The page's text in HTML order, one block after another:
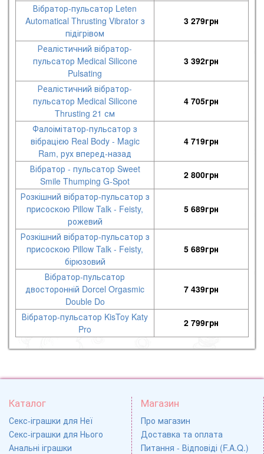
Вібратор-пульсатор Leten
Automatical Thrusting Vibrator з
підігрівом
3 279грн
Реалістичний вібратор-
пульсатор Medical Silicone
Pulsating
3 392грн
Реалістичний вібратор-
пульсатор Medical Silicone
Thrusting 21 см
4 705грн
Фалоімітатор-пульсатор з
вібрацією Real Body - Magic
Ram, рух вперед-назад
4 719грн
Вібратор - пульсатор Sweet
Smile Thumping G-Spot
2 800грн
Розкішний вібратор-пульсатор з
присоскою Pillow Talk - Feisty,
рожевий
5 689грн
Розкішний вібратор-пульсатор з
присоскою Pillow Talk - Feisty,
бірюзовий
5 689грн
Вібратор-пульсатор
двосторонній Dorcel Orgasmic
Double Do
7 439грн
Вібратор-пульсатор KisToy Katy
Pro
2 799грн
Каталог
Секс-іграшки для Неї
Секс-іграшки для Нього
Анальні іграшки
Магазин
Про магазин
Доставка та оплата
Питання - Відповіді (F.A.Q.)